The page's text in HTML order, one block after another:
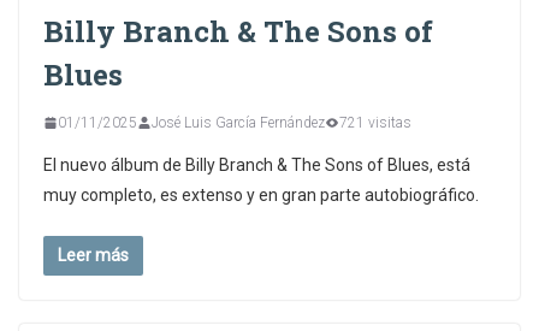
Billy Branch & The Sons of
Blues
01/11/2025 José Luis García Fernández 721 visitas
El nuevo álbum de Billy Branch & The Sons of Blues, está
muy completo, es extenso y en gran parte autobiográfico.
Leer más